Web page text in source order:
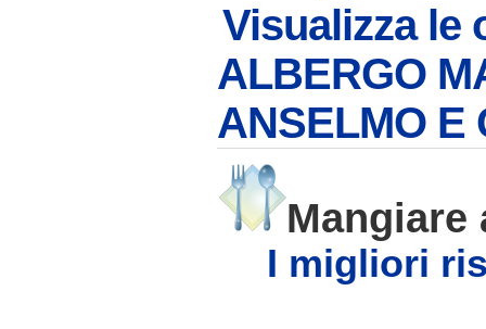
Visualizza le
ALBERGO
ANSELMO E
Mangiare
I migliori